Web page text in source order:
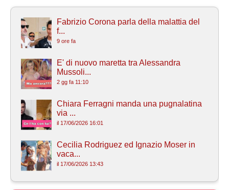
Fabrizio Corona parla della malattia del
f...
9 ore fa
E' di nuovo maretta tra Alessandra
Mussoli...
2 gg fa 11:10
Chiara Ferragni manda una pugnalatina
via ...
il 17/06/2026 16:01
Cecilia Rodriguez ed Ignazio Moser in
vaca...
il 17/06/2026 13:43